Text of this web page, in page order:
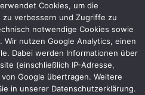
Cookies, um die
verbessern und Zugriffe zu
notwendige Cookies sowie
Wir nutzen Google Analytics, einen
Dabei werden Informationen über
(einschließlich IP-Adresse,
Google übertragen. Weitere
in unserer Datenschutzerklärung.